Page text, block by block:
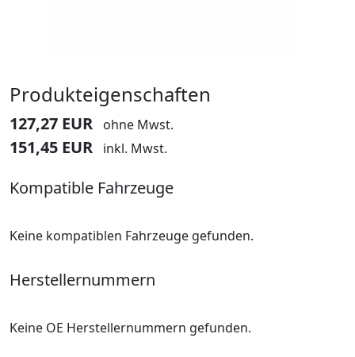
Produkteigenschaften
127,27 EUR ohne Mwst.
151,45 EUR inkl. Mwst.
Kompatible Fahrzeuge
Keine kompatiblen Fahrzeuge gefunden.
Herstellernummern
Keine OE Herstellernummern gefunden.